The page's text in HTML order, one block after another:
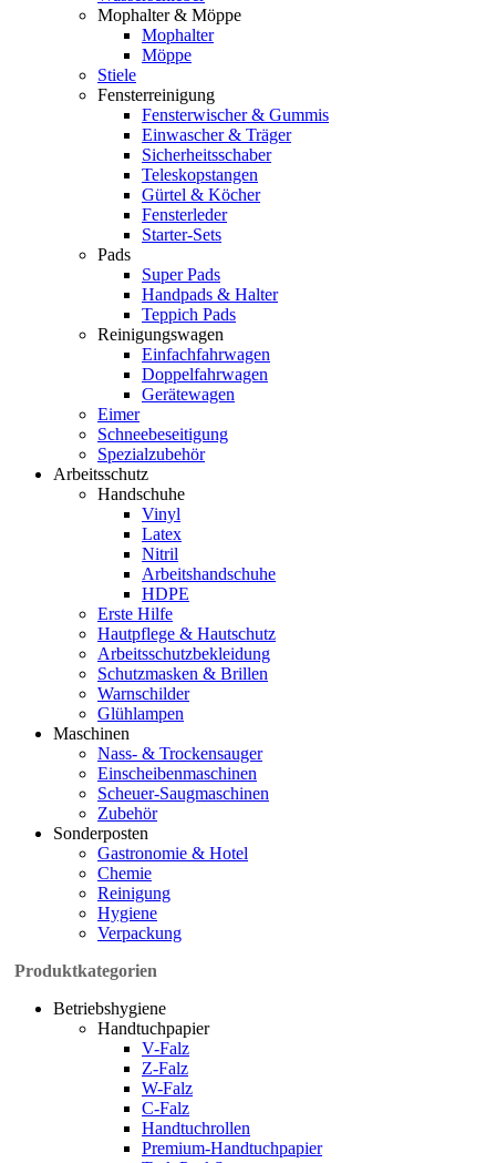
Mophalter & Möppe
Mophalter
Möppe
Stiele
Fensterreinigung
Fensterwischer & Gummis
Einwascher & Träger
Sicherheitsschaber
Teleskopstangen
Gürtel & Köcher
Fensterleder
Starter-Sets
Pads
Super Pads
Handpads & Halter
Teppich Pads
Reinigungswagen
Einfachfahrwagen
Doppelfahrwagen
Gerätewagen
Eimer
Schneebeseitigung
Spezialzubehör
Arbeitsschutz
Handschuhe
Vinyl
Latex
Nitril
Arbeitshandschuhe
HDPE
Erste Hilfe
Hautpflege & Hautschutz
Arbeitsschutzbekleidung
Schutzmasken & Brillen
Warnschilder
Glühlampen
Maschinen
Nass- & Trockensauger
Einscheibenmaschinen
Scheuer-Saugmaschinen
Zubehör
Sonderposten
Gastronomie & Hotel
Chemie
Reinigung
Hygiene
Verpackung
Produktkategorien
Betriebshygiene
Handtuchpapier
V-Falz
Z-Falz
W-Falz
C-Falz
Handtuchrollen
Premium-Handtuchpapier